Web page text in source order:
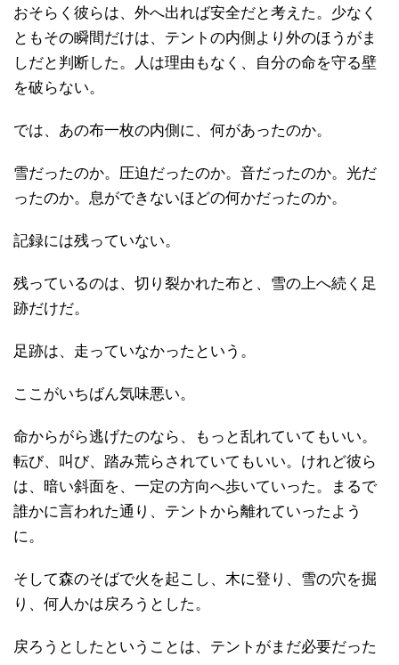
おそらく彼らは、外へ出れば安全だと考えた。少なく
ともその瞬間だけは、テントの内側より外のほうがま
しだと判断した。人は理由もなく、自分の命を守る壁
を破らない。
では、あの布一枚の内側に、何があったのか。
雪だったのか。圧迫だったのか。音だったのか。光だ
ったのか。息ができないほどの何かだったのか。
記録には残っていない。
残っているのは、切り裂かれた布と、雪の上へ続く足
跡だけだ。
足跡は、走っていなかったという。
ここがいちばん気味悪い。
命からがら逃げたのなら、もっと乱れていてもいい。
転び、叫び、踏み荒らされていてもいい。けれど彼ら
は、暗い斜面を、一定の方向へ歩いていった。まるで
誰かに言われた通り、テントから離れていったよう
に。
そして森のそばで火を起こし、木に登り、雪の穴を掘
り、何人かは戻ろうとした。
戻ろうとしたということは、テントがまだ必要だった